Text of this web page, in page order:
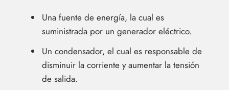
Una fuente de energía, la cual es
suministrada por un generador eléctrico.
Un condensador, el cual es responsable de
disminuir la corriente y aumentar la tensión
de salida.